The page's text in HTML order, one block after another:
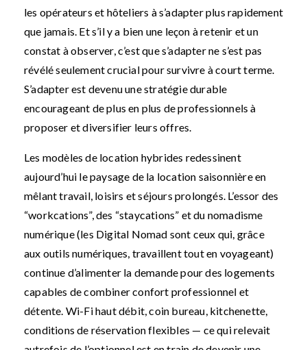
les opérateurs et hôteliers à s’adapter plus rapidement
que jamais. Et s’il y a bien une leçon à retenir et un
constat à observer, c’est que s’adapter ne s’est pas
révélé seulement crucial pour survivre à court terme.
S’adapter est devenu une stratégie durable
encourageant de plus en plus de professionnels à
proposer et diversifier leurs offres.
Les modèles de location hybrides redessinent
aujourd’hui le paysage de la location saisonnière en
mêlant travail, loisirs et séjours prolongés. L’essor des
“workcations”, des “staycations” et du nomadisme
numérique (les Digital Nomad sont ceux qui, grâce
aux outils numériques, travaillent tout en voyageant)
continue d’alimenter la demande pour des logements
capables de combiner confort professionnel et
détente. Wi-Fi haut débit, coin bureau, kitchenette,
conditions de réservation flexibles — ce qui relevait